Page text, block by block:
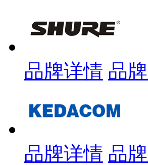
品牌详情 品
品牌详情 品